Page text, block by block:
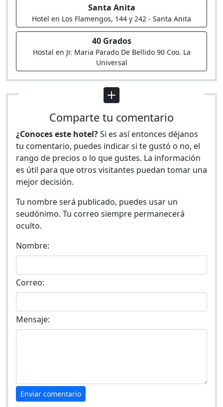
Santa Anita
Hotel en Los Flamengos, 144 y 242 - Santa Anita
40 Grados
Hostal en Jr. Maria Parado De Bellido 90 Coo. La
Universal
Comparte tu comentario
¿Conoces este hotel?Si es así entonces déjanos
tu comentario, puedes indicar si te gustó o no, el
rango de precios o lo que gustes. La información
es útil para que otros visitantes puedan tomar una
mejor decisión.
Tu nombre será publicado, puedes usar un
seudónimo. Tu correo siempre permanecerá
oculto.
Nombre:
Correo:
Mensaje:
Enviar comentario